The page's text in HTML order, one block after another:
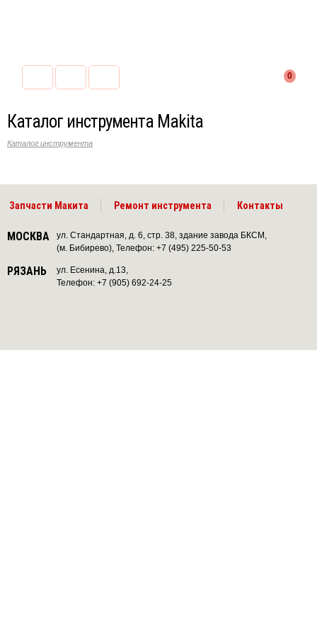
0
Каталог инструмента Makita
Каталог инструмента
Запчасти Макита Ремонт инструмента Контакты
МОСКВА
ул. Стандартная, д. 6, стр. 38, здание завода БКСМ,
(м. Бибирево), Телефон: +7 (495) 225-50-53
РЯЗАНЬ
ул. Есенина, д.13,
Телефон: +7 (905) 692-24-25